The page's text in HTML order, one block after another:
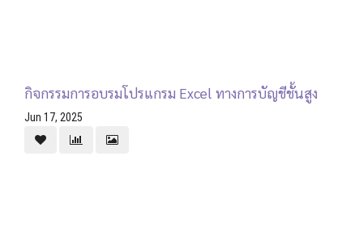
กิจกรรมการอบรมโปรแกรม Excel ทางการบัญชีชั้นสูง
Jun 17, 2025